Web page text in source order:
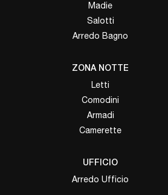
Madie
Salotti
Arredo Bagno
ZONA NOTTE
Letti
Comodini
Armadi
Camerette
UFFICIO
Arredo Ufficio